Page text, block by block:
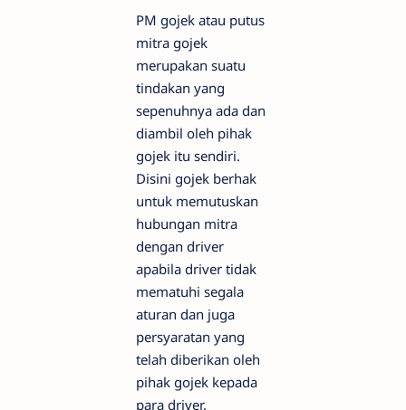
PM gojek atau putus
mitra gojek
merupakan suatu
tindakan yang
sepenuhnya ada dan
diambil oleh pihak
gojek itu sendiri.
Disini gojek berhak
untuk memutuskan
hubungan mitra
dengan driver
apabila driver tidak
mematuhi segala
aturan dan juga
persyaratan yang
telah diberikan oleh
pihak gojek kepada
para driver.